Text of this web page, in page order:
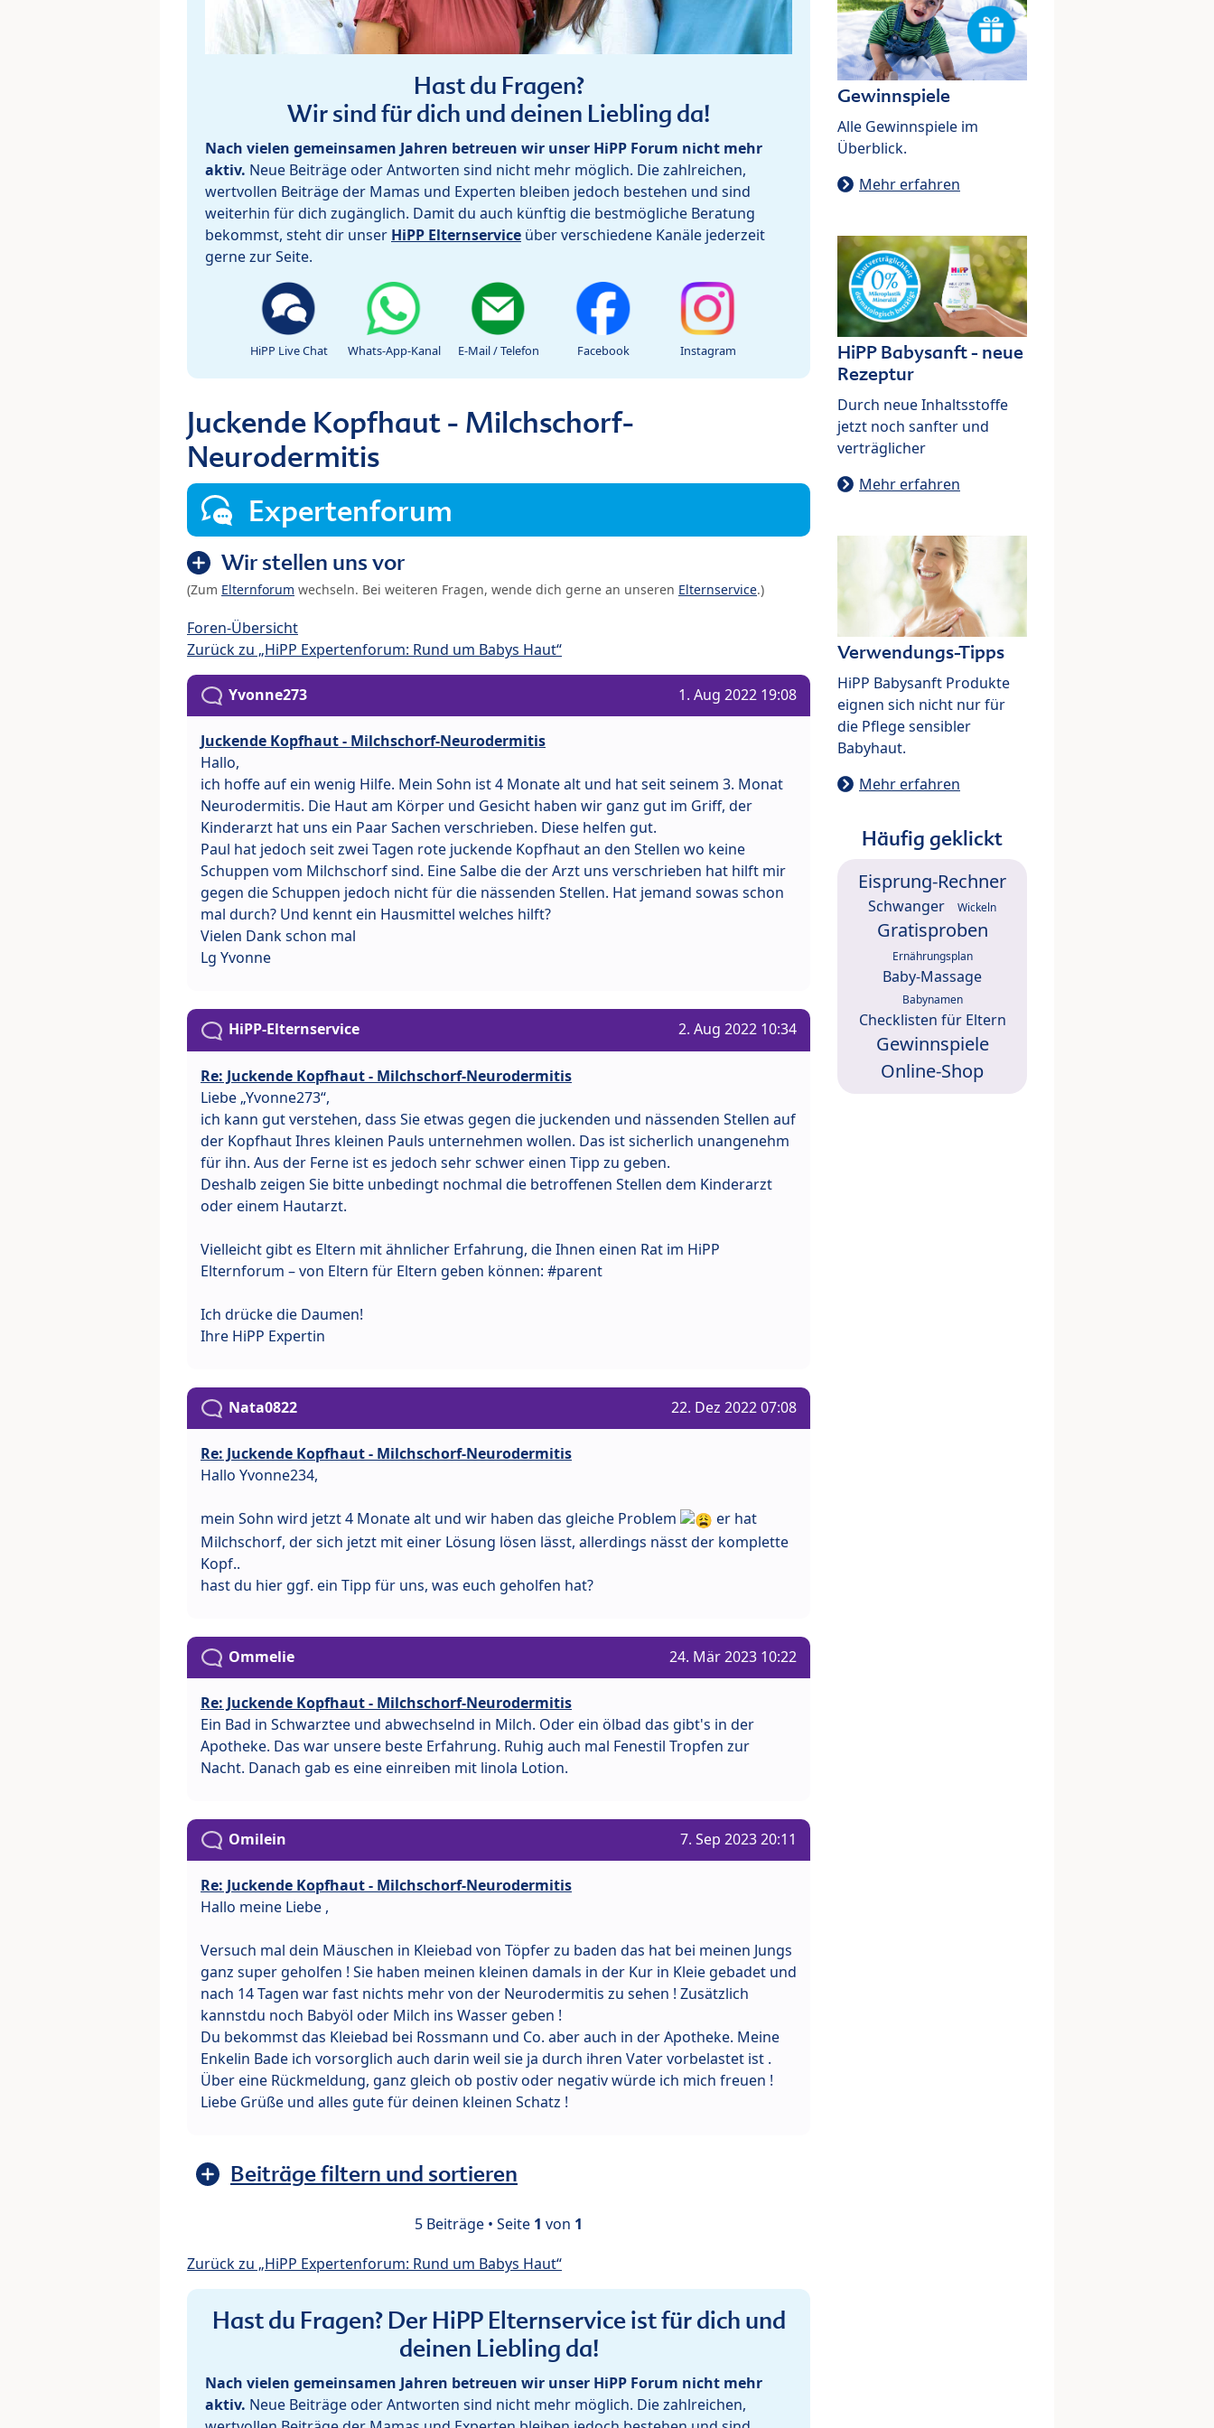
Hast du Fragen?
Wir sind für dich und deinen Liebling da!
Nach vielen gemeinsamen Jahren betreuen wir unser HiPP Forum nicht mehr
aktiv. Neue Beiträge oder Antworten sind nicht mehr möglich. Die zahlreichen,
wertvollen Beiträge der Mamas und Experten bleiben jedoch bestehen und sind
weiterhin für dich zugänglich. Damit du auch künftig die bestmögliche Beratung
bekommst, steht dir unser HiPP Elternservice über verschiedene Kanäle jederzeit
gerne zur Seite.
HiPP Live Chat Whats-App-Kanal E-Mail / Telefon Facebook Instagram
Juckende Kopfhaut - Milchschorf-
Neurodermitis
Expertenforum
Wir stellen uns vor
(Zum Elternforum wechseln. Bei weiteren Fragen, wende dich gerne an unseren Elternservice.)
Foren-Übersicht
Zurück zu „HiPP Expertenforum: Rund um Babys Haut“
Yvonne273 1. Aug 2022 19:08
Juckende Kopfhaut - Milchschorf-Neurodermitis
Hallo,
ich hoffe auf ein wenig Hilfe. Mein Sohn ist 4 Monate alt und hat seit seinem 3. Monat
Neurodermitis. Die Haut am Körper und Gesicht haben wir ganz gut im Griff, der
Kinderarzt hat uns ein Paar Sachen verschrieben. Diese helfen gut.
Paul hat jedoch seit zwei Tagen rote juckende Kopfhaut an den Stellen wo keine
Schuppen vom Milchschorf sind. Eine Salbe die der Arzt uns verschrieben hat hilft mir
gegen die Schuppen jedoch nicht für die nässenden Stellen. Hat jemand sowas schon
mal durch? Und kennt ein Hausmittel welches hilft?
Vielen Dank schon mal
Lg Yvonne
HiPP-Elternservice 2. Aug 2022 10:34
Re: Juckende Kopfhaut - Milchschorf-Neurodermitis
Liebe „Yvonne273“,
ich kann gut verstehen, dass Sie etwas gegen die juckenden und nässenden Stellen auf
der Kopfhaut Ihres kleinen Pauls unternehmen wollen. Das ist sicherlich unangenehm
für ihn. Aus der Ferne ist es jedoch sehr schwer einen Tipp zu geben.
Deshalb zeigen Sie bitte unbedingt nochmal die betroffenen Stellen dem Kinderarzt
oder einem Hautarzt.
Vielleicht gibt es Eltern mit ähnlicher Erfahrung, die Ihnen einen Rat im HiPP
Elternforum – von Eltern für Eltern geben können: #parent
Ich drücke die Daumen!
Ihre HiPP Expertin
Nata0822 22. Dez 2022 07:08
Re: Juckende Kopfhaut - Milchschorf-Neurodermitis
Hallo Yvonne234,
mein Sohn wird jetzt 4 Monate alt und wir haben das gleiche Problem
er hat
Milchschorf, der sich jetzt mit einer Lösung lösen lässt, allerdings nässt der komplette
Kopf..
hast du hier ggf. ein Tipp für uns, was euch geholfen hat?
Ommelie 24. Mär 2023 10:22
Re: Juckende Kopfhaut - Milchschorf-Neurodermitis
Ein Bad in Schwarztee und abwechselnd in Milch. Oder ein ölbad das gibt's in der
Apotheke. Das war unsere beste Erfahrung. Ruhig auch mal Fenestil Tropfen zur
Nacht. Danach gab es eine einreiben mit linola Lotion.
Omilein 7. Sep 2023 20:11
Re: Juckende Kopfhaut - Milchschorf-Neurodermitis
Hallo meine Liebe ,
Versuch mal dein Mäuschen in Kleiebad von Töpfer zu baden das hat bei meinen Jungs
ganz super geholfen ! Sie haben meinen kleinen damals in der Kur in Kleie gebadet und
nach 14 Tagen war fast nichts mehr von der Neurodermitis zu sehen ! Zusätzlich
kannstdu noch Babyöl oder Milch ins Wasser geben !
Du bekommst das Kleiebad bei Rossmann und Co. aber auch in der Apotheke. Meine
Enkelin Bade ich vorsorglich auch darin weil sie ja durch ihren Vater vorbelastet ist .
Über eine Rückmeldung, ganz gleich ob postiv oder negativ würde ich mich freuen !
Liebe Grüße und alles gute für deinen kleinen Schatz !
Beiträge filtern und sortieren
5 Beiträge • Seite 1 von 1
Zurück zu „HiPP Expertenforum: Rund um Babys Haut“
Hast du Fragen? Der HiPP Elternservice ist für dich und
deinen Liebling da!
Nach vielen gemeinsamen Jahren betreuen wir unser HiPP Forum nicht mehr
aktiv. Neue Beiträge oder Antworten sind nicht mehr möglich. Die zahlreichen,
Gewinnspiele
Alle Gewinnspiele im
Überblick.
Mehr erfahren
HiPP Babysanft - neue
Rezeptur
Durch neue Inhaltsstoffe
jetzt noch sanfter und
verträglicher
Mehr erfahren
Verwendungs-Tipps
HiPP Babysanft Produkte
eignen sich nicht nur für
die Pflege sensibler
Babyhaut.
Mehr erfahren
Häufig geklickt
Eisprung-Rechner
Schwanger Wickeln
Gratisproben
Ernährungsplan
Baby-Massage
Babynamen
Checklisten für Eltern
Gewinnspiele
Online-Shop